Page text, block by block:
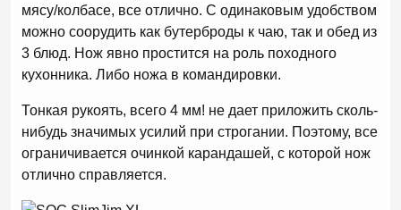
мясу/колбасе, все отлично. С одинаковым удобством
можно соорудить как бутерброды к чаю, так и обед из
3 блюд. Нож явно простится на роль походного
кухонника. Либо ножа в командировки.
Тонкая рукоять, всего 4 мм! не дает приложить сколь-
нибудь значимых усилий при строгании. Поэтому, все
ограничивается очинкой карандашей, с которой нож
отлично справляется.